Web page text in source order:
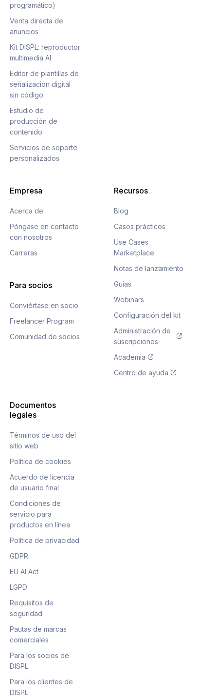
programático)
Venta directa de
anuncios
Kit DISPL: reproductor
multimedia AI
Editor de plantillas de
señalización digital
sin código
Estudio de
producción de
contenido
Servicios de soporte
personalizados
Empresa
Acerca de
Póngase en contacto
con nosotros
Carreras
Para socios
Conviértase en socio
Freelancer Program
Comunidad de socios
Recursos
Blog
Casos prácticos
Use Cases
Marketplace
Notas de lanzamiento
Guías
Webinars
Configuración del kit
Administración de
suscripciones
Academia
Centro de ayuda
Documentos
legales
Términos de uso del
sitio web
Política de cookies
Acuerdo de licencia
de usuario final
Condiciones de
servicio para
productos en línea
Política de privacidad
GDPR
EU AI Act
LGPD
Requisitos de
seguridad
Pautas de marcas
comerciales
Para los socios de
DISPL
Para los clientes de
DISPL